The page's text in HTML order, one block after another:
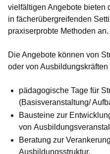
vielfältigen Angebote bieten
in fächerübergreifenden
praxiserprobte Methoden an.
Die Angebote können von
oder von
pädagogische Tage für
(Basisveranstaltung/
Bausteine zur
von
Beratung zur
Ausbildungsstruktur.